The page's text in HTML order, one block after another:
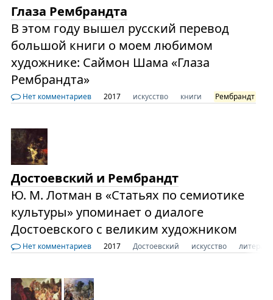
Глаза Рембрандта
В этом году вышел русский перевод
большой книги о моем любимом
художнике: Саймон Шама «Глаза
Рембрандта»
Нет комментариев 2017 искусство книги Рембрандт
Достоевский и Рембрандт
Ю. М. Лотман в «Статьях по семиотике
культуры» упоминает о диалоге
Достоевского с великим художником
Нет комментариев 2017 Достоевский искусство